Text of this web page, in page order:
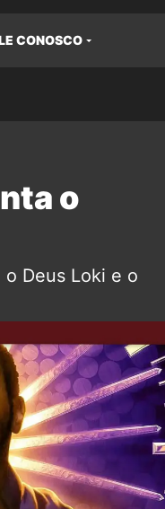
CONOSCO
o
Deus Loki e o